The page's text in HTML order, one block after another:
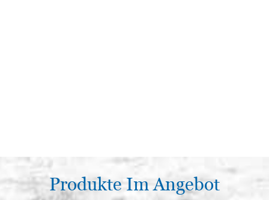
Produkte Im Angebot